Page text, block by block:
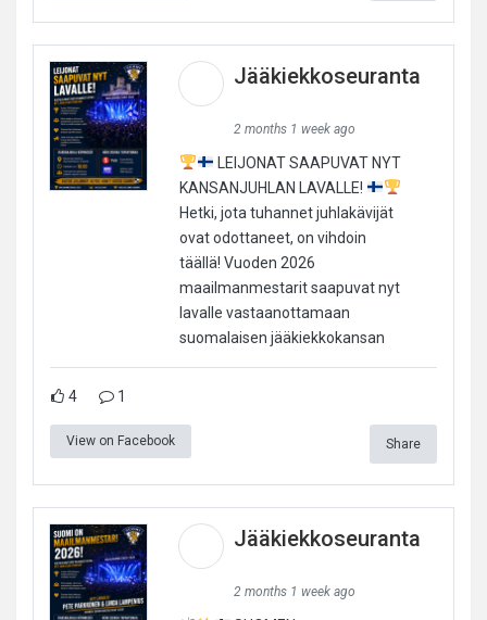
Jääkiekkoseuranta
2 months 1 week ago
LEIJONAT SAAPUVAT NYT
KANSANJUHLAN LAVALLE!
Hetki, jota tuhannet juhlakävijät
ovat odottaneet, on vihdoin
täällä! Vuoden 2026
maailmanmestarit saapuvat nyt
lavalle vastaanottamaan
suomalaisen jääkiekkokansan
4 1
View on Facebook Share
Jääkiekkoseuranta
2 months 1 week ago